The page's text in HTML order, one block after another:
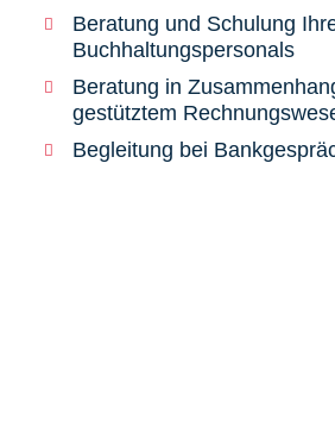
Beratung und Schulung
Buchhaltungspersonals
Beratung in
gestütztem
Begleitung bei